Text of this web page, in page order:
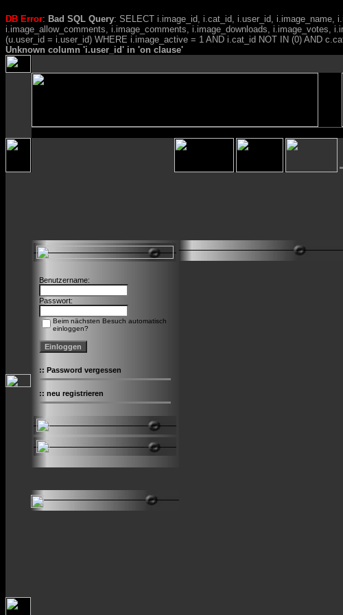
DB Error: Bad SQL Query: SELECT i.image_id, i.cat_id, i.user_id, i.image_name,
i.image_allow_comments, i.image_comments, i.image_downloads, i.image_votes,
(u.user_id = i.user_id) WHERE i.image_active = 1 AND i.cat_id NOT IN (0) AND
Unknown column 'i.user_id' in 'on clause'
Benutzername:
Passwort:
Beim nächsten Besuch automatisch
einloggen?
:: Password vergessen
:: neu registrieren